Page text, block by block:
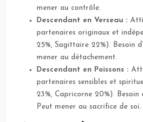
mener au contrôle.
Descendant en Verseau :
partenaires originaux et
25%, Sagittaire 22%). Besoin
mener au détachement.
Descendant en Poissons :
partenaires sensibles et
23%, Capricorne 20%). Besoin
Peut mener au sacrifice de soi.